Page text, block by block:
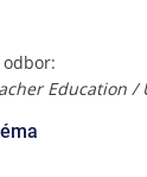
Education /